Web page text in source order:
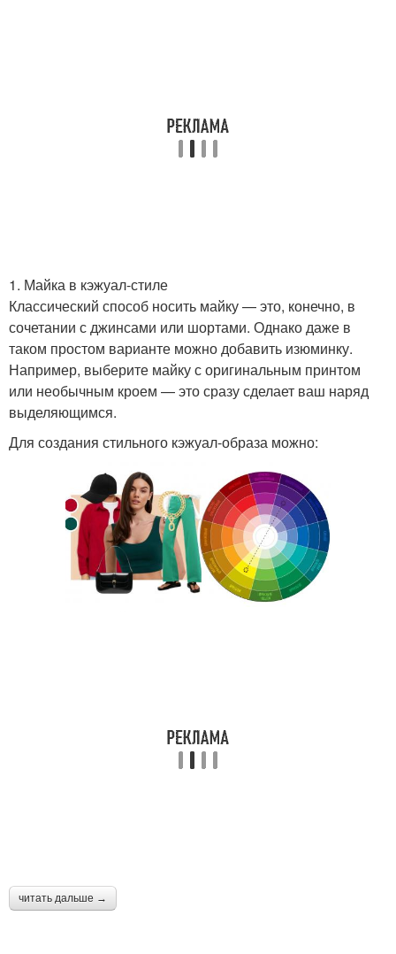
1. Майка в кэжуал-стиле
Классический способ носить майку — это, конечно, в
сочетании с джинсами или шортами. Однако даже в
таком простом варианте можно добавить изюминку.
Например, выберите майку с оригинальным принтом
или необычным кроем — это сразу сделает ваш наряд
выделяющимся.
Для создания стильного кэжуал-образа можно:
читать дальше →